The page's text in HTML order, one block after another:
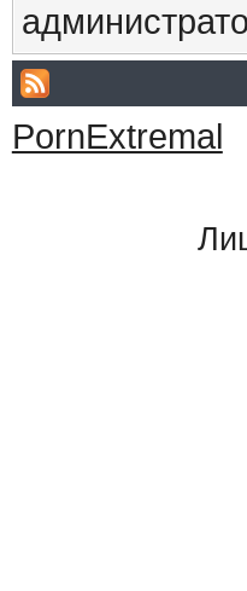
PornExtremal